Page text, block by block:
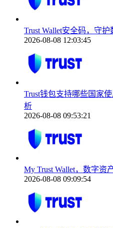
Trust Wallet安全码，守
2026-08-08 12:03:45
Trust钱包支持哪些国家
析
2026-08-08 09:53:21
My Trust Wallet，数字资
2026-08-08 09:09:54